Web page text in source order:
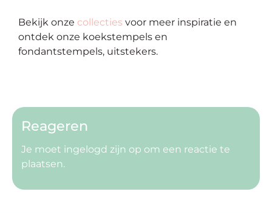
Bekijk onze collecties voor meer inspiratie en
ontdek onze koekstempels en
fondantstempels, uitstekers.
Reageren
Je moet ingelogd zijn op om een reactie te
plaatsen.